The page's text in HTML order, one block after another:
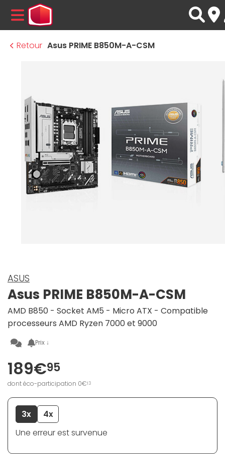
MENU
Retour Asus PRIME B850M-A-CSM
ASUS
Asus PRIME B850M-A-CSM
AMD B850 - Socket AM5 - Micro ATX - Compatible
processeurs AMD Ryzen 7000 et 9000
Prix ↓
189€95
dont éco-participation 0€13
3x
4x
Une erreur est survenue